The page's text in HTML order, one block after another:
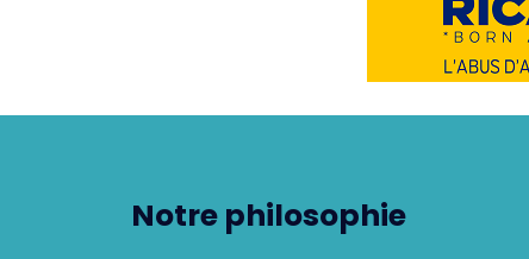
Notre philosophie